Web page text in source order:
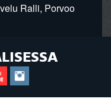
Ralli, Porvoo